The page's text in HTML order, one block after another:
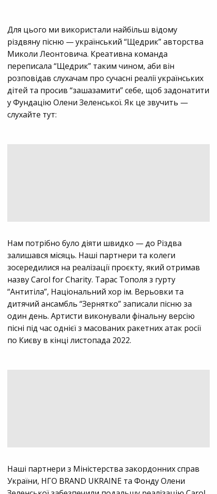
Для цього ми використали найбільш відому
різдвяну пісню — український “Щедрик” авторства
Миколи Леонтовича. Креативна команда
переписала “Щедрик” таким чином, аби він
розповідав слухачам про сучасні реалії українських
дітей та просив “зашазамити” себе, щоб задонатити
у Фундацію Олени Зеленської. Як це звучить —
слухайте тут:
Нам потрібно було діяти швидко — до Різдва
залишався місяць. Наші партнери та колеги
зосередилися на реалізації проєкту, який отримав
назву Carol for Charity. Тарас Тополя з гурту
“Антитіла”, Національний хор ім. Верьовки та
дитячий ансамбль “Зернятко” записали пісню за
один день. Артисти виконували фінальну версію
пісні під час однієї з масованих ракетних атак росії
по Києву в кінці листопада 2022.
Наші партнери з Міністерства закордонних справ
України, НГО BRAND UKRAINE та Фонду Олени